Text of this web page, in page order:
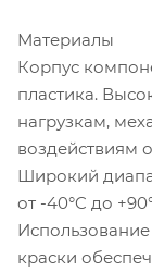
Материалы
Корпус
пластика.
нагрузкам,
воздействиям
Широкий
от -40°C до
краски